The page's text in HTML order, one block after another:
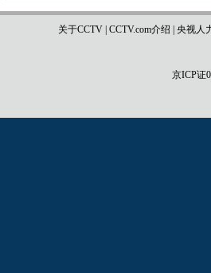
关于CCTV| CCTV.com介绍 央视人
京ICP证